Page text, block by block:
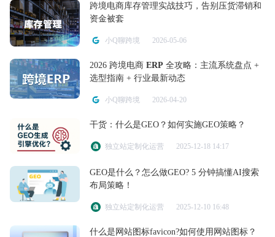
跨境电商库存管理实战技巧，告别压货滞销和
资金被套
小Q聊跨境 2026-05-06
2026 跨境电商 ERP 全攻略：主流系统盘点 +
选型指南 + 行业最新动态
小Q聊跨境 2026-04-20
干货：什么是GEO？如何实施GEO策略？
独立站定制化运营 2025-12-18 14:17
GEO是什么？怎么做GEO? 5 分钟搞懂AI搜索
布局策略！
独立站定制化运营 2025-12-10 16:48
什么是网站图标favicon?如何使用网站图标？